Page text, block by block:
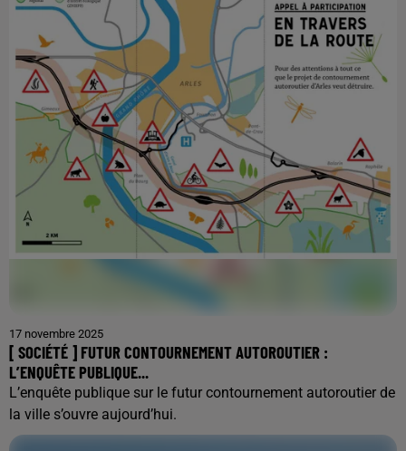
17 novembre 2025
[ SOCIÉTÉ ] FUTUR CONTOURNEMENT AUTOROUTIER :
L’ENQUÊTE PUBLIQUE...
L’enquête publique sur le futur contournement autoroutier de
la ville s’ouvre aujourd’hui.